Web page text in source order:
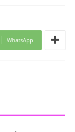
WhatsApp